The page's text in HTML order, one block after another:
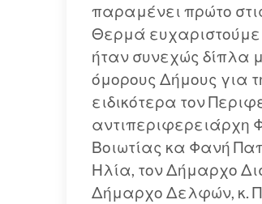
παραμένει πρώτο
Θερμά ευχαριστούμε
ήταν συνεχώς δίπλα
όμορους Δήμους για
ειδικότερα τον
αντιπεριφερειάρχη
Βοιωτίας κα Φανή
Ηλία, τον Δήμαρχο
Δήμαρχο Δελφών, κ.